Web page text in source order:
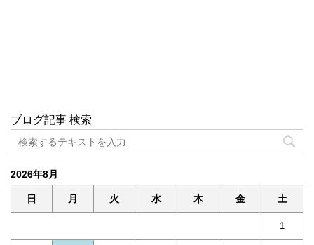
ブログ記事 検索
2026年8月
日 月 火 水 木 金 土
1